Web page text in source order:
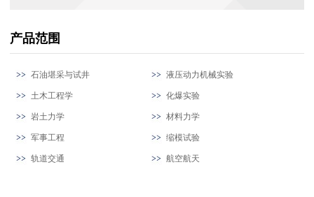
产品范围
石油堪采与试井 液压动力机械实验
土木工程学 化爆实验
岩土力学 材料力学
军事工程 缩模试验
轨道交通 航空航天